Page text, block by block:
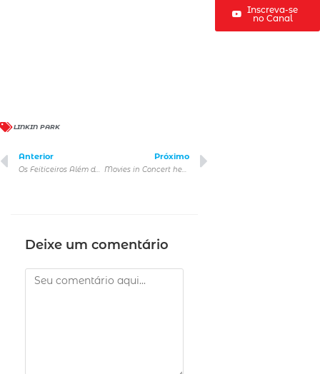
LINKIN PARK
Anterior
Os Feiticeiros Além de Waverly Place estão de volta
Próximo
Movies in Concert hega ao Teatro J. Safra
Deixe um comentário
Inscreva-se
no Canal